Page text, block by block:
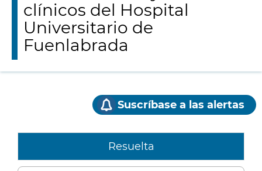
clínicos del Hospital
Universitario de
Fuenlabrada
Suscríbase a las alertas
Resuelta